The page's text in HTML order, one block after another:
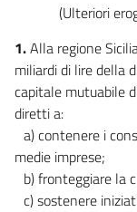
16
17
18
19
20
(Ulteriori
1.Alla regione
miliardi di lire della
capitale mutuabile
diretti a:
a) contenere i
medie imprese;
b) fronteggiare la
c) sostenere